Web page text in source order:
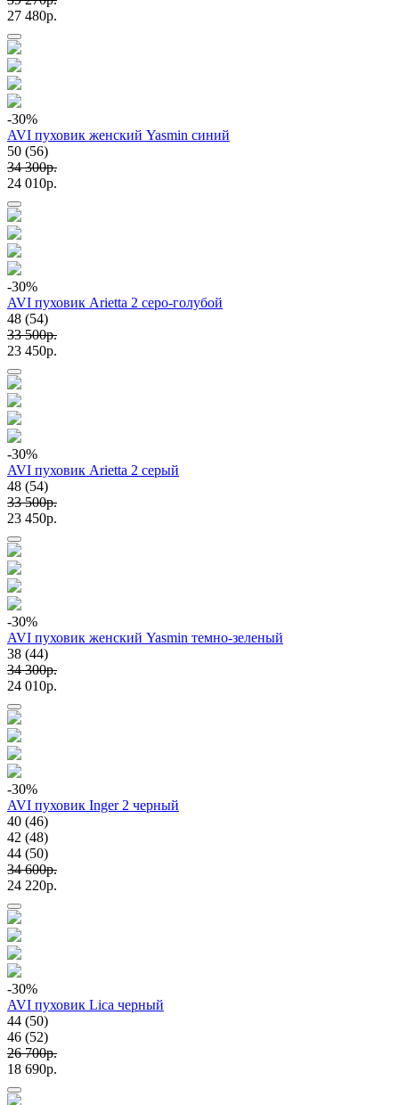
27 480p.
-30%
AVI пуховик женский Yasmin синий
50 (56)
34 300p.
24 010p.
-30%
AVI пуховик Arietta 2 серо-голубой
48 (54)
33 500p.
23 450p.
-30%
AVI пуховик Arietta 2 серый
48 (54)
33 500p.
23 450p.
-30%
AVI пуховик женский Yasmin темно-зеленый
38 (44)
34 300p.
24 010p.
-30%
AVI пуховик Inger 2 черный
40 (46)
42 (48)
44 (50)
34 600p.
24 220p.
-30%
AVI пуховик Lica черный
44 (50)
46 (52)
26 700p.
18 690p.